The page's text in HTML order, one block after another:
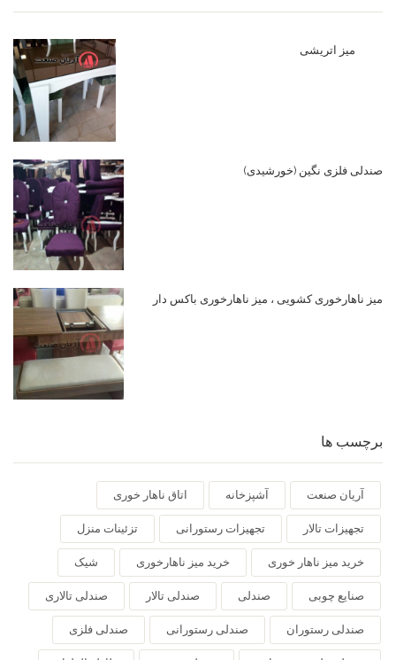
میز اتریشی
صندلی فلزی نگین (خورشیدی)
میز ناهارخوری کشویی ، میز ناهارخوری باکس دار
برچسب ها
آریان صنعت آشپزخانه اتاق ناهار خوری
تجهیزات تالار تجهیزات رستورانی تزئینات منزل
خرید میز ناهار خوری خرید میز ناهارخوری شیک
صنایع چوبی صندلی صندلی تالار صندلی تالاری
صندلی رستوران صندلی رستورانی صندلی فلزی